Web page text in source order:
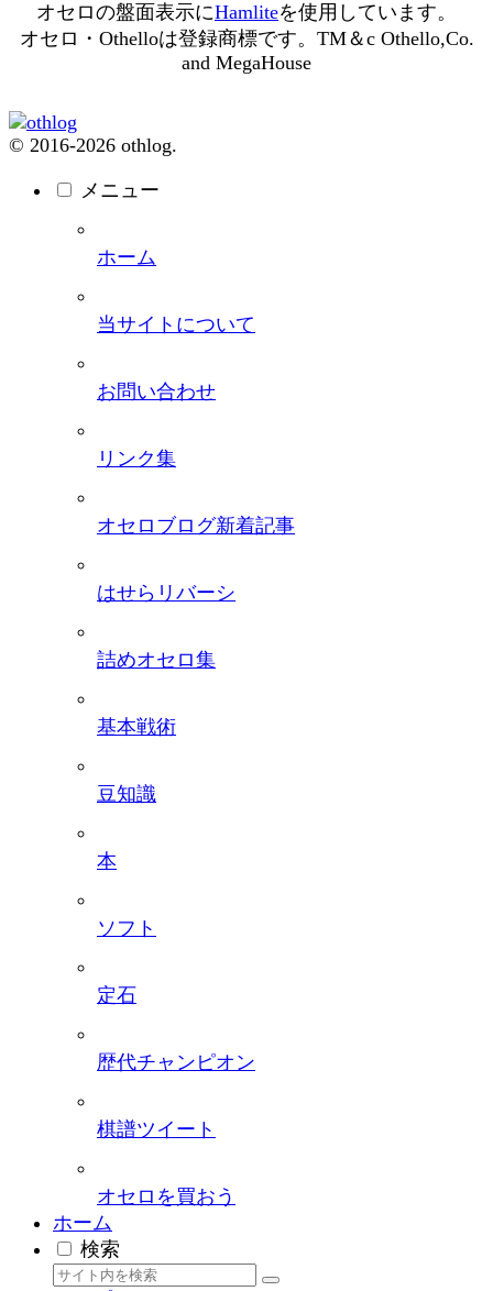
オセロの盤面表示にHamliteを使用しています。
オセロ・Othelloは登録商標です。TM＆c Othello,Co.
and MegaHouse
© 2016-2026 othlog.
メニュー
ホーム
当サイトについて
お問い合わせ
リンク集
オセロブログ新着記事
はせらリバーシ
詰めオセロ集
基本戦術
豆知識
本
ソフト
定石
歴代チャンピオン
棋譜ツイート
オセロを買おう
ホーム
検索